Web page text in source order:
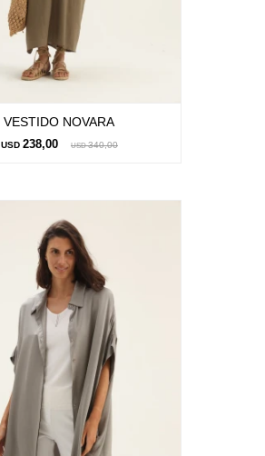
VESTIDO NOVARA
USD 238,00 USD 340,00